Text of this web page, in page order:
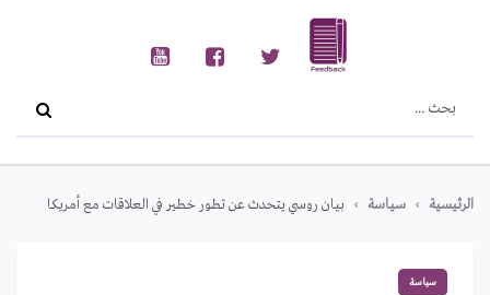
الرئيسية سياسة بيان روسي يتحدث عن تطور خطير في العلاقات مع أمريكا
سياسة